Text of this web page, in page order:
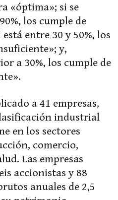
«óptima»; si se
los cumple de
entre 30 y 50%, los
y,
a 30%, los cumple de
a 41 empresas,
industrial
en los sectores
comercio,
Las empresas
accionistas y 88
anuales de 2,5